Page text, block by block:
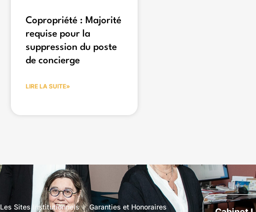
Copropriété : Majorité
requise pour la
suppression du poste
de concierge
LIRE LA SUITE»
Les Sites Institutionnels Garanties et Honoraires